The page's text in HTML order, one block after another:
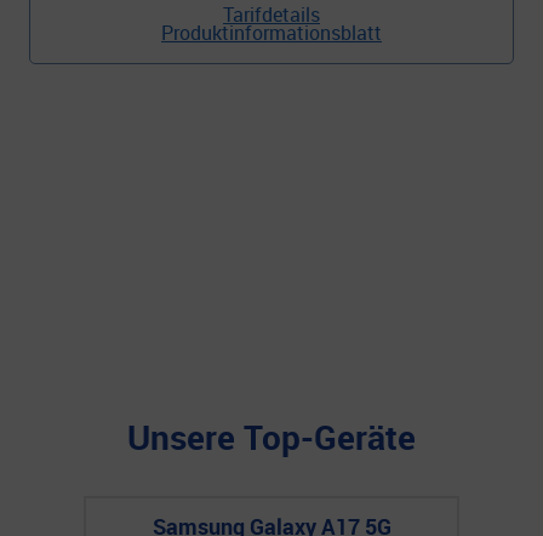
Tarifdetails
Produktinformationsblatt
Unsere Top-Geräte
Samsung Galaxy A17 5G